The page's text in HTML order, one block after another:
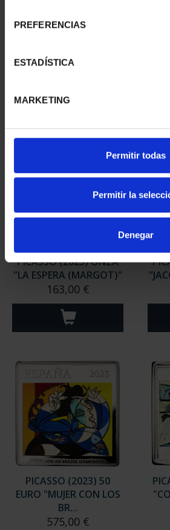
PREFERENCIAS
ESTADÍSTICA
MARKETING
Permitir todas
Permitir la
Denegar
PICASSO (2023) 50
ESP...
575,00 €
PICASSO (2023) ONZA
"LA ESPERA (MARGOT)"
163,00 €
PICASSO (2023) 50
EURO "MUJER CON LOS
BR...
575,00 €